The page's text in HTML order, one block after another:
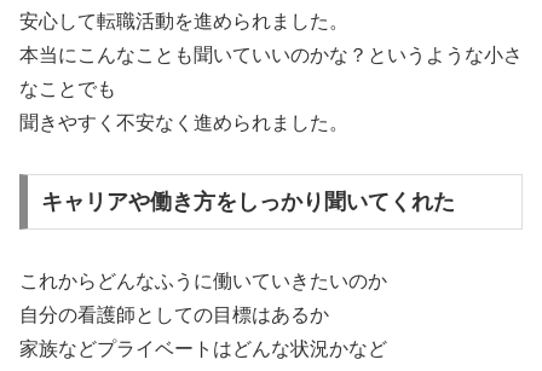
安心して転職活動を進められました。
本当にこんなことも聞いていいのかな？というような小さ
なことでも
聞きやすく不安なく進められました。
キャリアや働き方をしっかり聞いてくれた
これからどんなふうに働いていきたいのか
自分の看護師としての目標はあるか
家族などプライベートはどんな状況かなど